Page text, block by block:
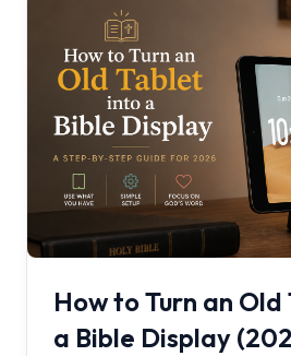
How to Turn an
a Bible Display